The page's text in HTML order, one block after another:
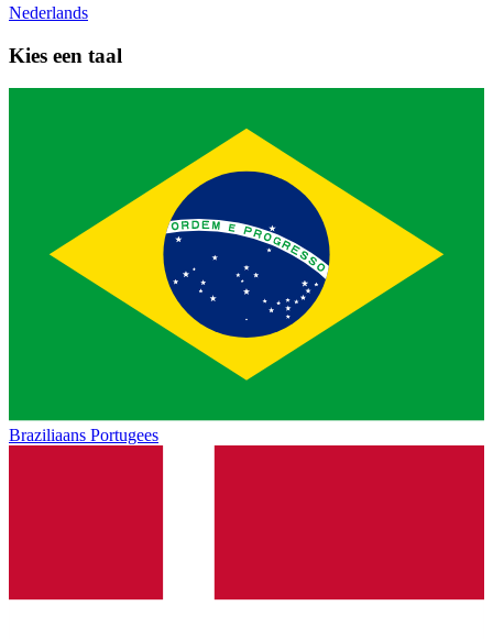
Nederlands
Kies een taal
Braziliaans Portugees